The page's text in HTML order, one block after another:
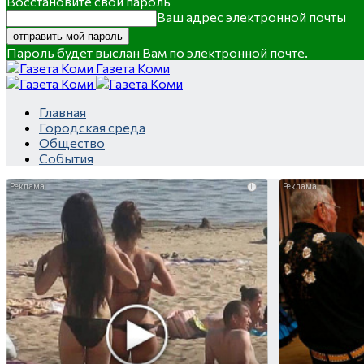
Ваш адрес электронной почты
Пароль будет выслан Вам по электронной почте.
Газета Коми
Главная
Городская среда
Общество
События
i